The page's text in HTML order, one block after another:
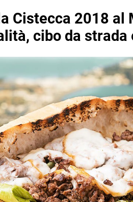
Cistecca 2018 al
cibo da strada